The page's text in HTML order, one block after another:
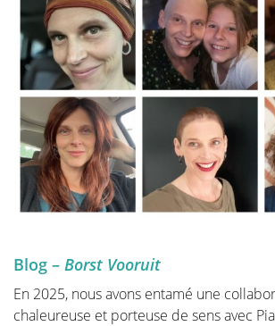
Peau, ongles et cheveux
Psychologie
Blog – Borst Vooruit
En 2025, nous avons entamé une
chaleureuse et porteuse de sens avec